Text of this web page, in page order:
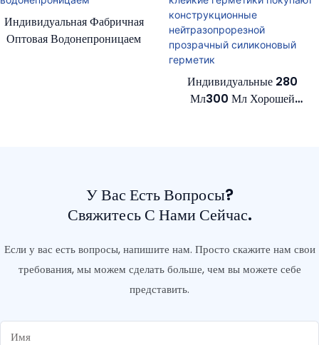
Индивидуальная Фабричная
Оптовая Водонепроницаем
Индивидуальные 280
Мл300 Мл Хорошей
У Вас Есть Вопросы?
Свяжитесь С Нами Сейчас.
Если у вас есть вопросы, напишите нам. Просто скажите нам свои
требования, мы можем сделать больше, чем вы можете себе
представить.
Имя